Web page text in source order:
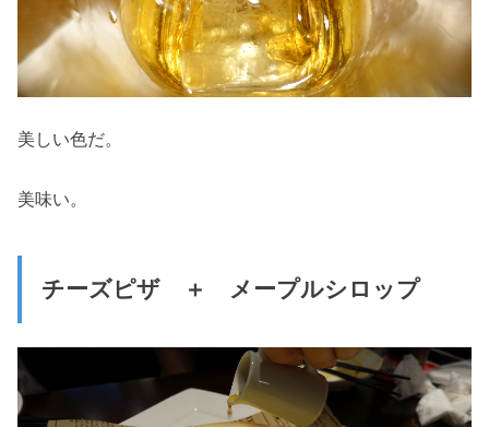
美しい色だ。
美味い。
チーズピザ ＋ メープルシロップ